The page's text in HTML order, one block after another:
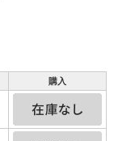
購入